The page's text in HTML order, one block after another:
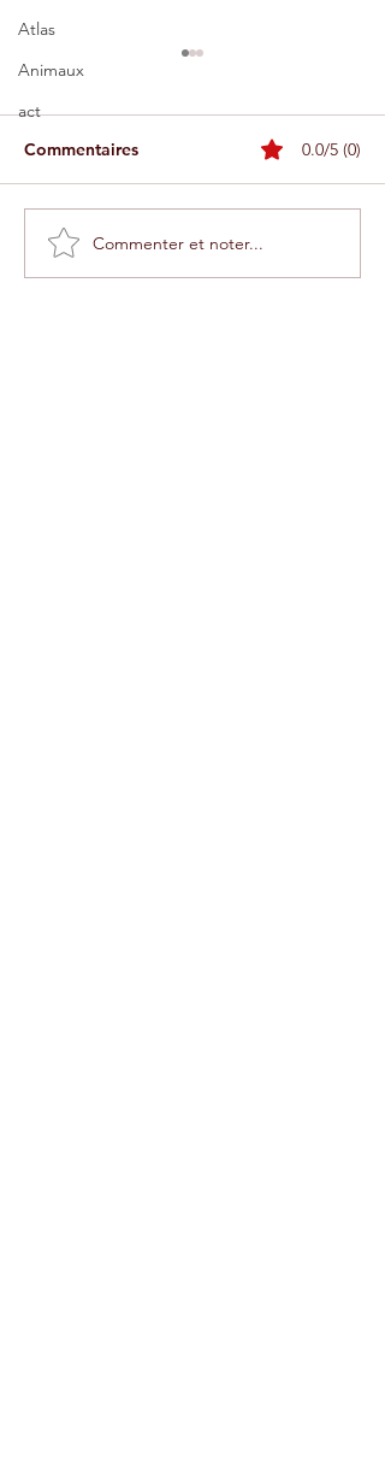
Atlas
Animaux
act
Comment visiter les
greniers fortifiés
Commentaires 0.0/5 (0)
Commenter et noter...